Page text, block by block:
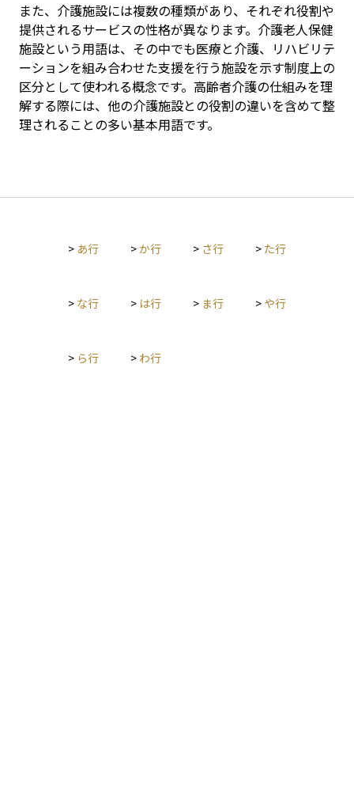
また、介護施設には複数の種類があり、それぞれ役割や
提供されるサービスの性格が異なります。介護老人保健
施設という用語は、その中でも医療と介護、リハビリテ
ーションを組み合わせた支援を行う施設を示す制度上の
区分として使われる概念です。高齢者介護の仕組みを理
解する際には、他の介護施設との役割の違いを含めて整
理されることの多い基本用語です。
> あ行 >か行 > さ行 > た行
> な行 > は行 > ま行 > や行
> ら行 > わ行